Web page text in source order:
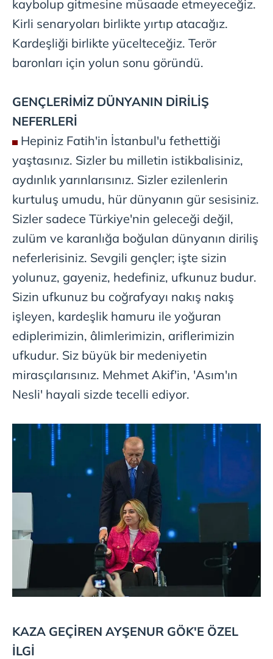
kaybolup gitmesine müsaade etmeyeceğiz.
Kirli senaryoları birlikte yırtıp atacağız.
Kardeşliği birlikte yücelteceğiz. Terör
baronları için yolun sonu göründü.
GENÇLERİMİZ DÜNYANIN DİRİLİŞ
NEFERLERİ
Hepiniz Fatih'in İstanbul'u fethettiği
yaştasınız. Sizler bu milletin istikbalisiniz,
aydınlık yarınlarısınız. Sizler ezilenlerin
kurtuluş umudu, hür dünyanın gür sesisiniz.
Sizler sadece Türkiye'nin geleceği değil,
zulüm ve karanlığa boğulan dünyanın diriliş
neferlerisiniz. Sevgili gençler; işte sizin
yolunuz, gayeniz, hedefiniz, ufkunuz budur.
Sizin ufkunuz bu coğrafyayı nakış nakış
işleyen, kardeşlik hamuru ile yoğuran
ediplerimizin, âlimlerimizin, ariflerimizin
ufkudur. Siz büyük bir medeniyetin
mirasçılarısınız. Mehmet Akif'in, 'Asım'ın
Nesli' hayali sizde tecelli ediyor.
KAZA GEÇİREN AYŞENUR GÖK'E ÖZEL
İLGİ